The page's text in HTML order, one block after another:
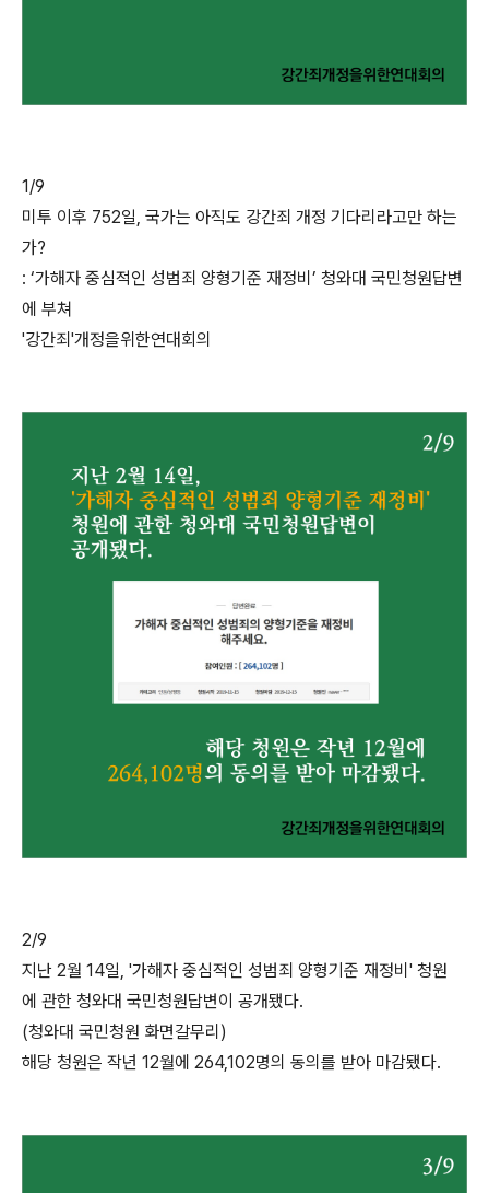
1/9
미투 이후 752일, 국가는 아직도 강간죄 개정 기다리라고만 하는
가?
: ‘가해자 중심적인 성범죄 양형기준 재정비’ 청와대 국민청원답변
에 부쳐
'강간죄'개정을위한연대회의
2/9
지난 2월 14일, '가해자 중심적인 성범죄 양형기준 재정비' 청원
에 관한 청와대 국민청원답변이 공개됐다.
(청와대 국민청원 화면갈무리)
해당 청원은 작년 12월에 264,102명의 동의를 받아 마감됐다.